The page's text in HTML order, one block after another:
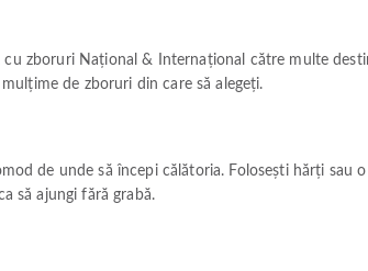
zboruri Național & Internațional către multe
de zboruri din care să alegeți.
de unde să începi călătoria. Folosești hărți sau
să ajungi fără grabă.